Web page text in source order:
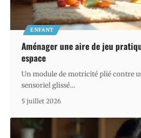
ENFANT
Aménager une aire de jeu
espace
Un module de motricité plié contre
sensoriel glissé…
5 juillet 2026